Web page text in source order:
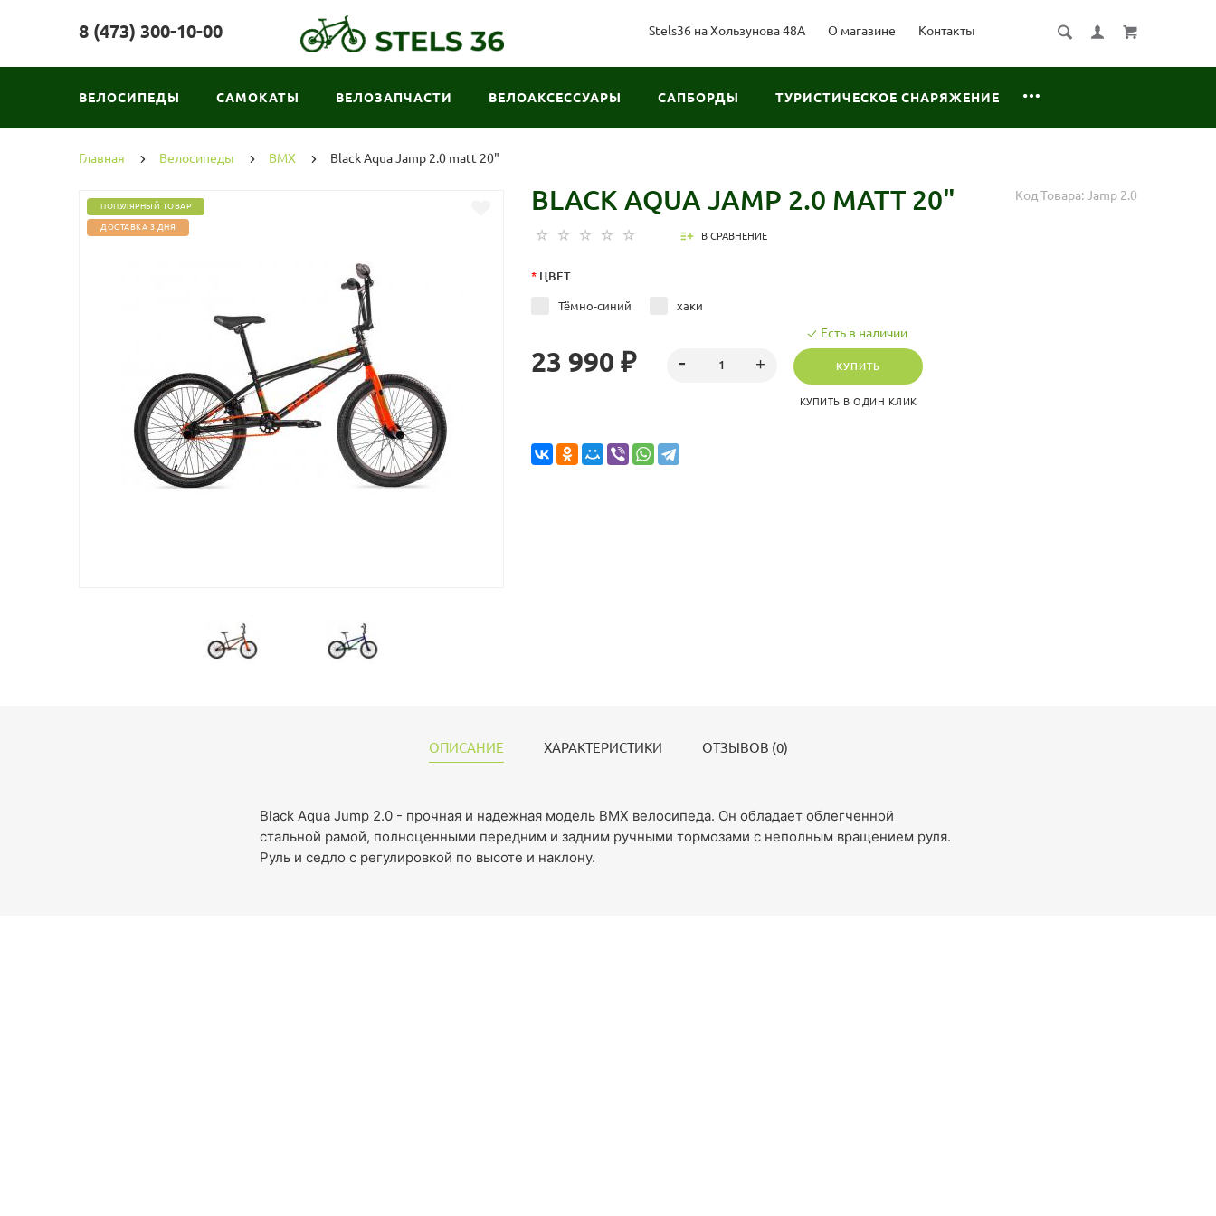
8 (473) 300-10-00 Stels36 на Хользунова 48А О магазине Контакты
ВЕЛОСИПЕДЫ САМОКАТЫ ВЕЛОЗАПЧАСТИ ВЕЛОАКСЕССУАРЫ САПБОРДЫ ТУРИСТИЧЕСКОЕ СНАРЯЖЕНИЕ
Главная Велосипеды BMX Black Aqua Jamp 2.0 matt 20"
ПОПУЛЯРНЫЙ ТОВАР
ДОСТАВКА 3 ДНЯ
Код Товара:Jamp 2.0
BLACK AQUA JAMP 2.0 MATT 20"
В СРАВНЕНИЕ
* ЦВЕТ
Тёмно-синий хаки
23 990 ₽
Есть в наличии
КУПИТЬ
КУПИТЬ В ОДИН КЛИК
ОПИСАНИЕ ХАРАКТЕРИСТИКИ ОТЗЫВОВ (0)
Black Aqua Jump 2.0 - прочная и надежная модель BMX велосипеда. Он обладает облегченной
стальной рамой, полноценными передним и задним ручными тормозами с неполным вращением руля.
Руль и седло с регулировкой по высоте и наклону.